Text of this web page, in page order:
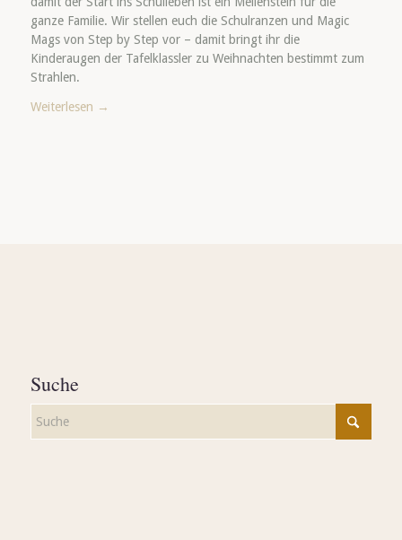
ganze Familie. Wir stellen euch die Schulranzen und Magic
Mags von Step by Step vor – damit bringt ihr die
Kinderaugen der Tafelklassler zu Weihnachten bestimmt zum
Strahlen.
Weiterlesen →
Suche